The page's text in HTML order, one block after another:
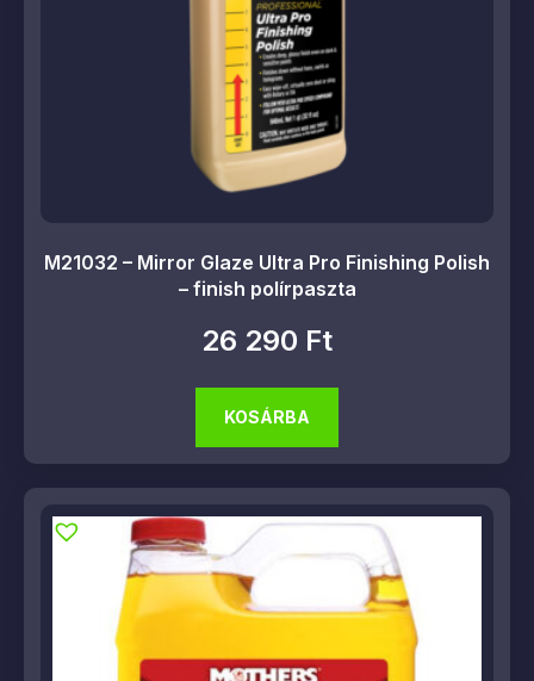
M21032 – Mirror Glaze Ultra Pro Finishing Polish
– finish polírpaszta
26 290 Ft
KOSÁRBA